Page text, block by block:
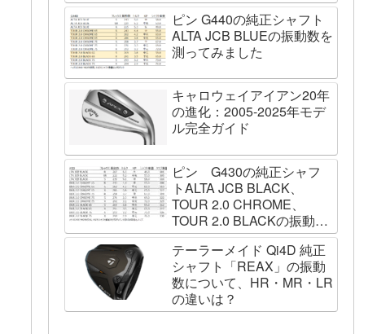
ピン G440の純正シャフト
ALTA JCB BLUEの振動数を
測ってみました
キャロウェイアイアン20年
の進化：2005-2025年モデ
ル完全ガイド
ピン G430の純正シャフ
トALTA JCB BLACK、
TOUR 2.0 CHROME、
TOUR 2.0 BLACKの振動数
を測ってみました
テーラーメイド Qi4D 純正
シャフト「REAX」の振動
数について、HR・MR・LR
の違いは？